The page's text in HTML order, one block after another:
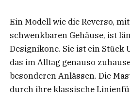
Ein Modell wie die Reverso,
schwenkbaren Gehäuse, ist
Designikone. Sie ist ein Stück
das im Alltag genauso
besonderen Anlässen. Die
durch ihre klassische